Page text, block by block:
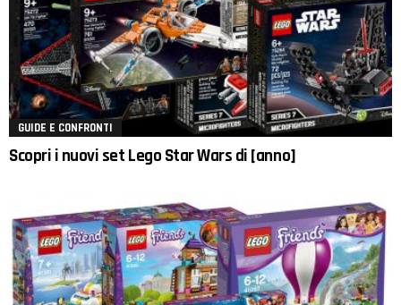
GUIDE E CONFRONTI
Scopri i nuovi set Lego Star Wars di [anno]